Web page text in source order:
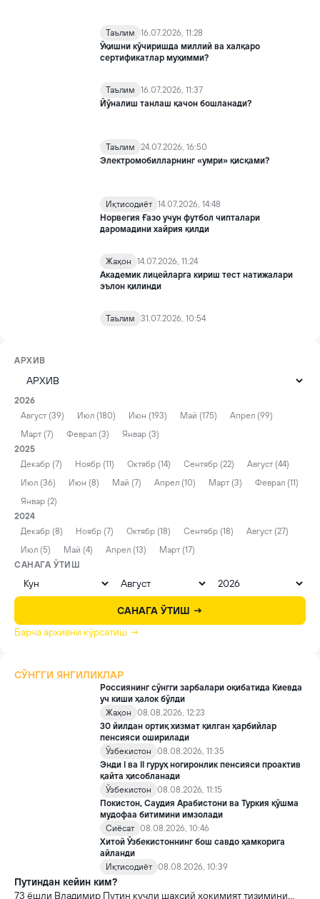
Таълим
16.07.2026, 11:28
Ўқишни кўчиришда миллий ва халқаро
сертификатлар муҳимми?
Таълим
16.07.2026, 11:37
Йўналиш танлаш қачон бошланади?
Таълим
24.07.2026, 16:50
Электромобилларнинг «умри» қисқами?
Иқтисодиёт 14.07.2026, 14:48
Норвегия Ғазо учун футбол чипталари
даромадини хайрия қилди
Жаҳон
14.07.2026, 11:24
Академик лицейларга кириш тест натижалари
эълон қилинди
Таълим 31.07.2026, 10:54
АРХИВ
2026
Август (39)
Июл (180) Июн (193) Май (175)
Апрел (99)
Март (7)
Феврал (3)
Январ (3)
2025
Декабр (7)
Ноябр (11) Октябр (14) Сентябр (22)
Август (44)
Июл (36)
Июн (8) Май (7) Апрел (10) Март (3)
Феврал (11)
Январ (2)
2024
Декабр (8)
Ноябр (7) Октябр (18) Сентябр (18)
Август (27)
Июл (5)
Май (4) Апрел (13)
Март (17)
САНАГА ЎТИШ
САНАГА ЎТИШ →
Барча архивни кўрсатиш →
СЎНГГИ ЯНГИЛИКЛАР
Россиянинг сўнгги зарбалари оқибатида Киевда
уч киши ҳалок бўлди
Жаҳон
08.08.2026, 12:23
30 йилдан ортиқ хизмат қилган ҳарбийлар
пенсияси оширилади
Ўзбекистон
08.08.2026, 11:35
Энди I ва II гуруҳ ногиронлик пенсияси проактив
қайта ҳисобланади
Ўзбекистон
08.08.2026, 11:15
Покистон, Саудия Арабистони ва Туркия қўшма
мудофаа битимини имзолади
Сиёсат 08.08.2026, 10:46
Хитой Ўзбекистоннинг бош савдо ҳамкорига
айланди
Иқтисодиёт 08.08.2026, 10:39
Путиндан кейин ким?
73 ёшли Владимир Путин кучли шахсий ҳокимият тизимини